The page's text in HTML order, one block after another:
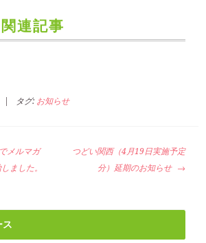
連記事
タグ: お知らせ
メルマガ
ました。
つどい関西（4月19日実施予定
分）延期のお知らせ
ス